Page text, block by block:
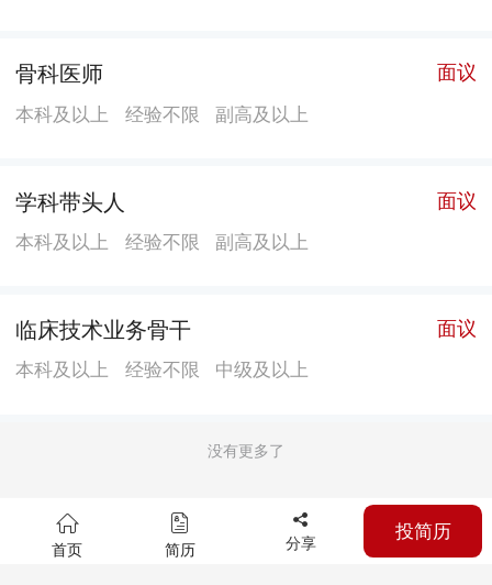
骨科医师 面议
本科及以上 经验不限 副高及以上
学科带头人 面议
本科及以上 经验不限 副高及以上
临床技术业务骨干 面议
本科及以上 经验不限 中级及以上
没有更多了
首页 简历 分享 投简历